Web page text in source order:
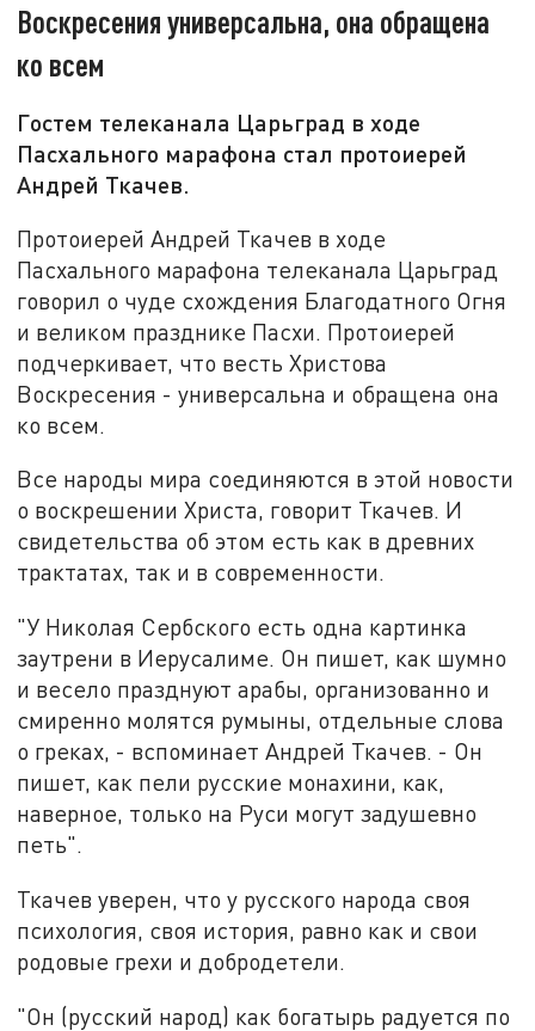
Воскресения универсальна, она обращена
ко всем
Гостем телеканала Царьград в ходе
Пасхального марафона стал протоиерей
Андрей Ткачев.
Протоиерей Андрей Ткачев в ходе
Пасхального марафона телеканала Царьград
говорил о чуде схождения Благодатного Огня
и великом празднике Пасхи. Протоиерей
подчеркивает, что весть Христова
Воскресения - универсальна и обращена она
ко всем.
Все народы мира соединяются в этой новости
о воскрешении Христа, говорит Ткачев. И
свидетельства об этом есть как в древних
трактатах, так и в современности.
"У Николая Сербского есть одна картинка
заутрени в Иерусалиме. Он пишет, как шумно
и весело празднуют арабы, организованно и
смиренно молятся румыны, отдельные слова
о греках, - вспоминает Андрей Ткачев. - Он
пишет, как пели русские монахини, как,
наверное, только на Руси могут задушевно
петь".
Ткачев уверен, что у русского народа своя
психология, своя история, равно как и свои
родовые грехи и добродетели.
"Он (русский народ) как богатырь радуется по